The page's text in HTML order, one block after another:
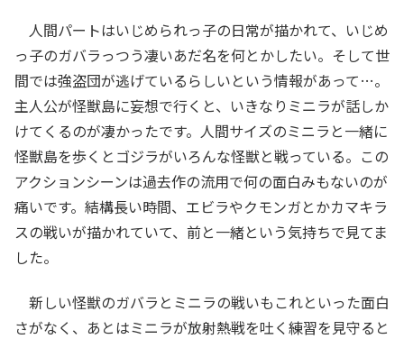
人間パートはいじめられっ子の日常が描かれて、いじめ
っ子のガバラっつう凄いあだ名を何とかしたい。そして世
間では強盗団が逃げているらしいという情報があって…。
主人公が怪獣島に妄想で行くと、いきなりミニラが話しか
けてくるのが凄かったです。人間サイズのミニラと一緒に
怪獣島を歩くとゴジラがいろんな怪獣と戦っている。この
アクションシーンは過去作の流用で何の面白みもないのが
痛いです。結構長い時間、エビラやクモンガとかカマキラ
スの戦いが描かれていて、前と一緒という気持ちで見てま
した。
新しい怪獣のガバラとミニラの戦いもこれといった面白
さがなく、あとはミニラが放射熱戦を吐く練習を見守ると